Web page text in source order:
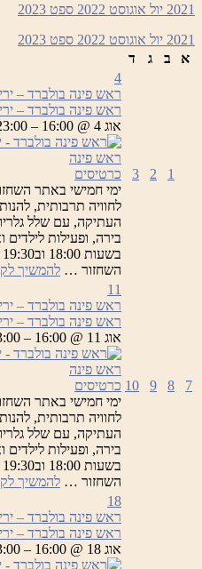
2021 יול אוגוסט 2022 ספט 2023
2021 יול אוגוסט 2022 ספט 2023
א
ב ג ד
1
2
3
4
ראש פינה בולברד –
ראש פינה בולברד –
אוג 4 @ 16:00 – 23:00
כרטיסים
ימי חמישי באתר
לחוויה תרבותית,
העתיקה, עם שלל
בירה, ופעילות
השחזור … להמשיך
7
8
9
10
11
ראש פינה בולברד –
ראש פינה בולברד –
אוג 11 @ 16:00 – 23:00
כרטיסים
ימי חמישי באתר
לחוויה תרבותית,
העתיקה, עם שלל
בירה, ופעילות
השחזור … להמשיך
18
ראש פינה בולברד –
ראש פינה בולברד –
אוג 18 @ 16:00 – 23:00